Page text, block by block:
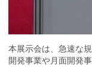
本展示会は、急速な
開発事業や月面開発